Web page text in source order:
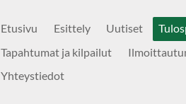
Etusivu Esittely Uutiset
Tapahtumat ja kilpailut
Yhteystiedot